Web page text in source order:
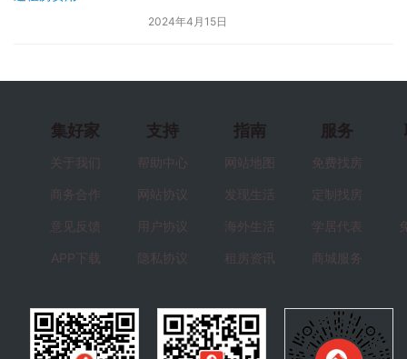
2024年4月15日
集好家
关于我们
商务合作
意见反馈
APP下载
支持
帮助中心
网站协议
用户协议
隐私协议
指南
网站地图
发现生活
海外生活
租房资讯
服务
免费找房
定制找房
学居代表
商城服务